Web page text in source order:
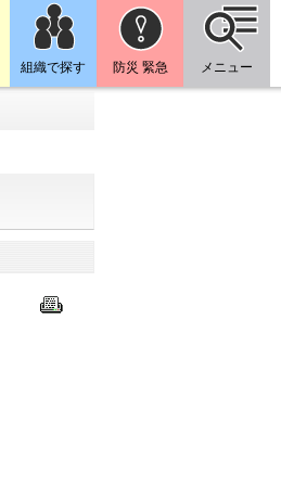
組織で探す 防災 緊急 メニュー